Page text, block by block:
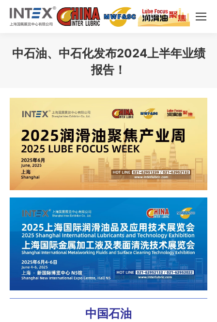
中石油、中石化发布2024上半年业绩
报告！
中国石油